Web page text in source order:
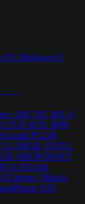
ARCTIC MX-6,
TUF RTX 3090
PL240
ARGB, INTEL
MICROSOFT
X H31 Kit
Carbon / Black),
GF1